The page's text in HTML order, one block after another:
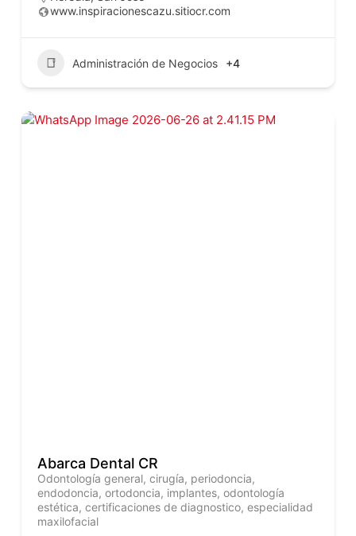
www.inspiracionescazu.sitiocr.com
Administración de Negocios +4
Abarca Dental CR
Odontología general, cirugía, periodoncia,
endodoncia, ortodoncia, implantes, odontología
estética, certificaciones de diagnostico, especialidad
maxilofacial